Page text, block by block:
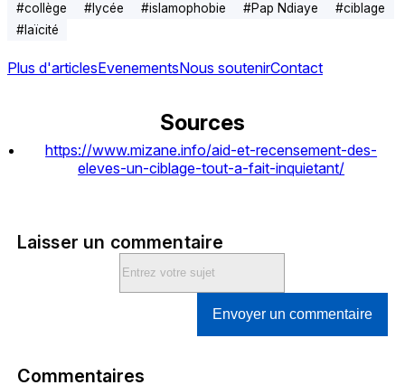
#collège #lycée #islamophobie #Pap Ndiaye #ciblage
#laïcité
Plus d'articlesEvenementsNous soutenirContact
Sources
https://www.mizane.info/aid-et-recensement-des-
eleves-un-ciblage-tout-a-fait-inquietant/
Laisser un commentaire
Envoyer un commentaire
Commentaires